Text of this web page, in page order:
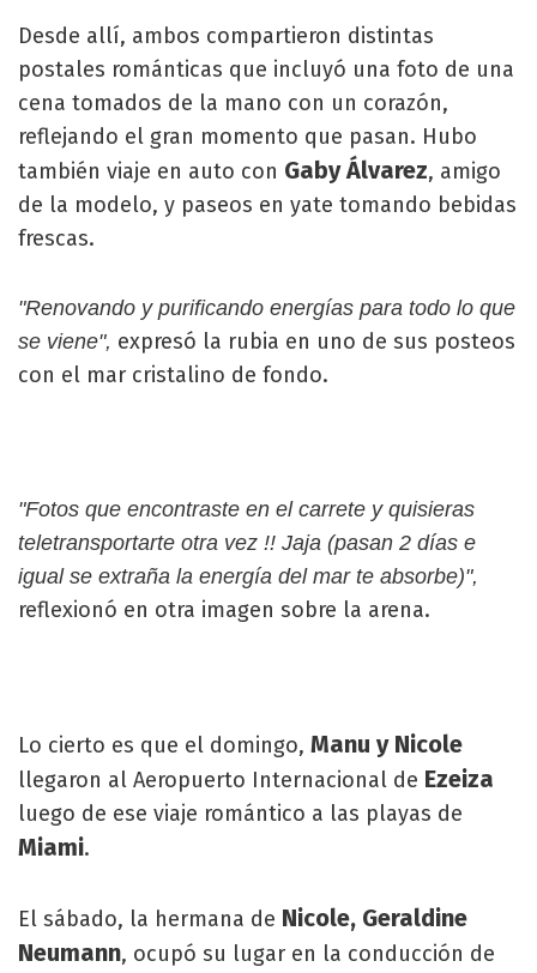
Desde allí, ambos compartieron distintas
postales románticas que incluyó una foto de una
cena tomados de la mano con un corazón,
reflejando el gran momento que pasan. Hubo
también viaje en auto con Gaby Álvarez, amigo
de la modelo, y paseos en yate tomando bebidas
frescas.
"Renovando y purificando energías para todo lo que
se viene", expresó la rubia en uno de sus posteos
con el mar cristalino de fondo.
"Fotos que encontraste en el carrete y quisieras
teletransportarte otra vez !! Jaja (pasan 2 días e
igual se extraña la energía del mar te absorbe)",
reflexionó en otra imagen sobre la arena.
Lo cierto es que el domingo, Manu y Nicole
llegaron al Aeropuerto Internacional de Ezeiza
luego de ese viaje romántico a las playas de
Miami.
El sábado, la hermana de Nicole, Geraldine
Neumann, ocupó su lugar en la conducción de